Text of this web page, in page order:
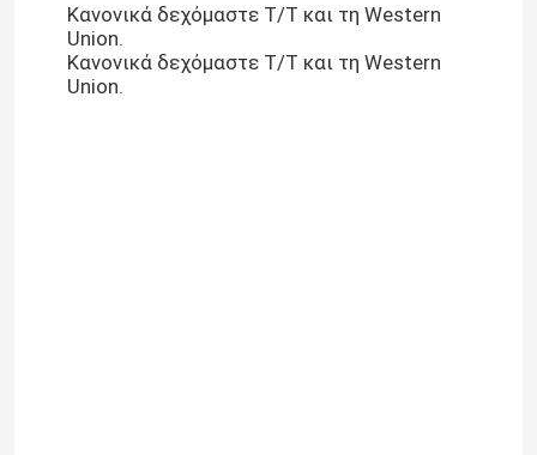
Κανονικά δεχόμαστε T/T και τη Western
Union.
Κανονικά δεχόμαστε T/T και τη Western
Union.